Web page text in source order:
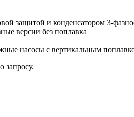
защитой и конденсатором 3-
версии без поплавка
насосы с вертикальным
запросу.